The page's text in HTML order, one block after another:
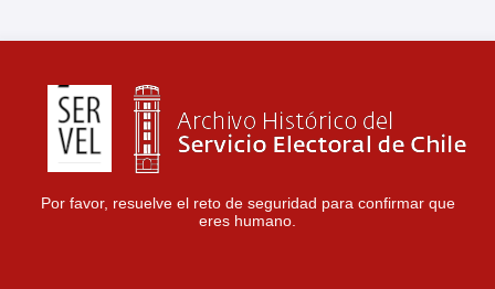
Por favor, resuelve el reto de seguridad para confirmar que
eres humano.